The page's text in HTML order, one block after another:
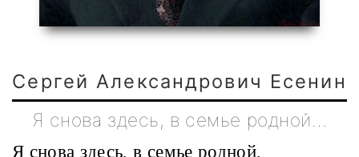
Сергей Александрович Есенин
Я снова здесь, в семье родной…
Я снова здесь, в семье родной,